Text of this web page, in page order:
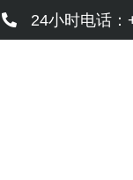
至
24小时电话